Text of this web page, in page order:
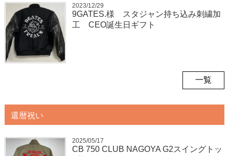
2023/12/29
9GATES.様 スタジャン持ち込み刺繍加
工 CEO誕生日ギフト
一覧
還暦祝い
2025/05/17
CB 750 CLUB NAGOYA G2スイングトッ